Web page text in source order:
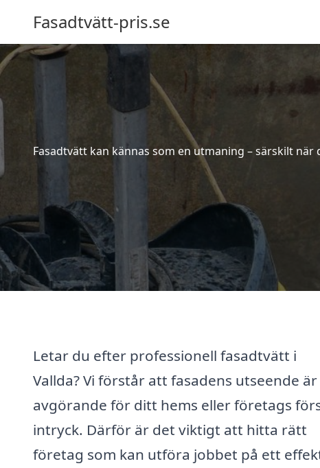
Fasadtvätt-pris.se
Fasadtvätt kan kännas som en utmaning – särskilt
Letar du efter professionell fasadtvätt i
Vallda? Vi förstår att fasadens utseende är
avgörande för ditt hems eller företags
intryck. Därför är det viktigt att hitta rätt
företag som kan utföra jobbet på ett